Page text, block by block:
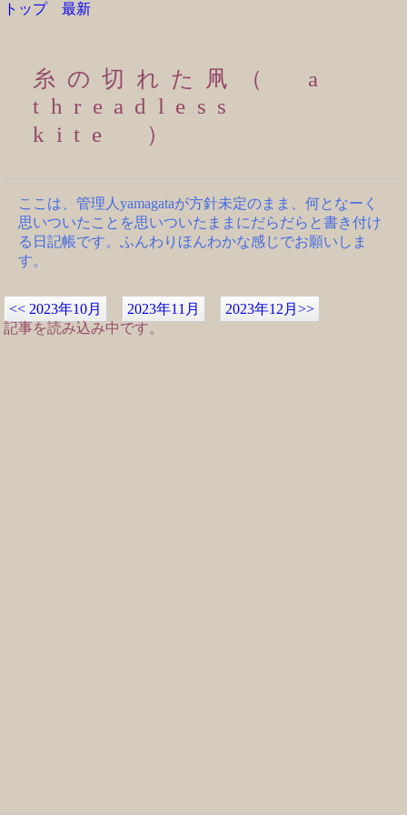
トップ 最新
糸の切れた凧（ a
threadless
kite ）
ここは、管理人yamagataが方針未定のまま、何となーく
思いついたことを思いついたままにだらだらと書き付け
る日記帳です。ふんわりほんわかな感じでお願いしま
す。
<<2023年10月 2023年11月 2023年12月>>
記事を読み込み中です。